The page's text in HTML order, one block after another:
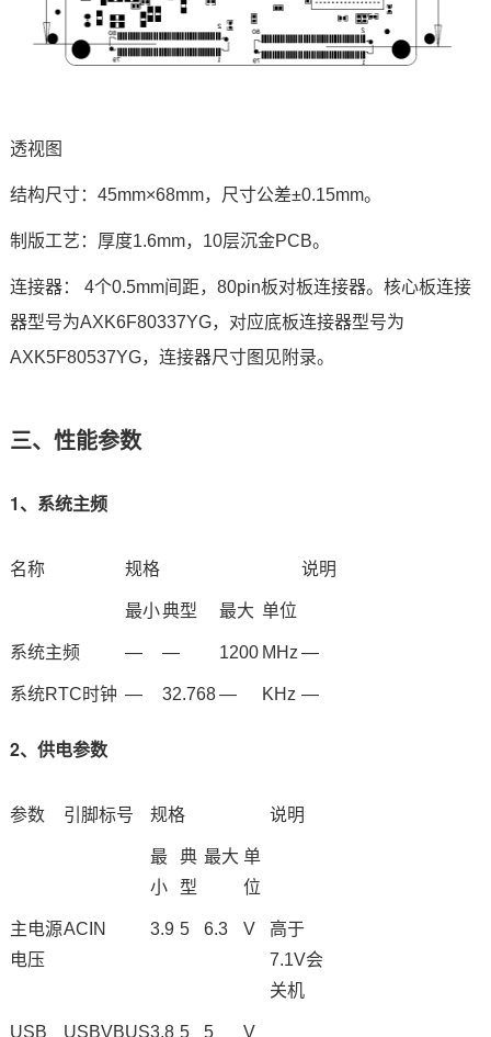
透视图
结构尺寸：45mm×68mm，尺寸公差±0.15mm。
制版工艺：厚度1.6mm，10层沉金PCB。
连接器： 4个0.5mm间距，80pin板对板连接器。核心板连接
器型号为AXK6F80337YG，对应底板连接器型号为
AXK5F80537YG，连接器尺寸图见附录。
三、性能参数
1、系统主频
名称 规格 说明
最小典型 最大 单位
系统主频 — — 1200 MHz —
系统RTC时钟 — 32.768— KHz —
2、供电参数
参数 引脚标号 规格 说明
最
小
典
型
最大 单
位
主电源
电压
ACIN 3.9 5 6.3 V
高于
7.1V会
关机
USB
USBVBUS3.8 5 5 V